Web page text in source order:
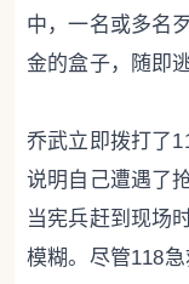
中，一名或多名
金的盒子，随即
乔武立即拨打了
说明自己遭遇了
当宪兵赶到现场
模糊。尽管118